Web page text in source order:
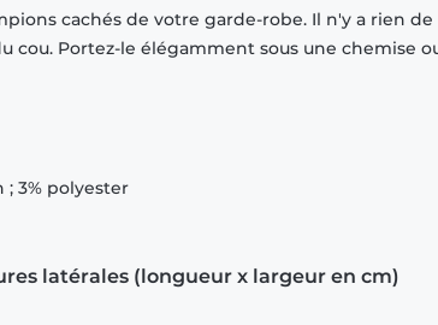
cachés de votre garde-robe. Il n'y a rien
cou. Portez-le élégamment sous une chemise
; 3% polyester
latérales (longueur x largeur en cm)